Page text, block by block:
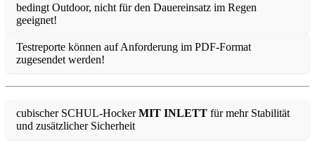
bedingt Outdoor, nicht für den Dauereinsatz im Regen
geeignet!
Testreporte können auf Anforderung im PDF-Format
zugesendet werden!
cubischer SCHUL-HockerMIT INLETT für mehr Stabilität
und zusätzlicher Sicherheit